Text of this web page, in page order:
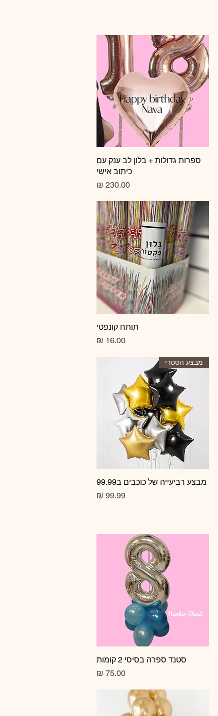
תצוגה מהירה
ספרות גדולות + בלון לב ענק עם
כיתוב אישי
מחיר
תצוגה מהירהתותח קונפטי
מחיר
תצוגה מהירה
מבצע הסטרי
מבצע רביעייה של כוכבים ב99.99
מחיר
תצוגה מהירה
סטנד ספרה בסיסי 2 קומות
מחיר